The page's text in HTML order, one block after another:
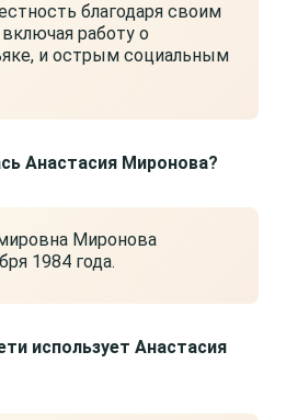
благодаря своим
работу о
и острым социальным
Анастасия Миронова?
Миронова
1984 года.
использует Анастасия